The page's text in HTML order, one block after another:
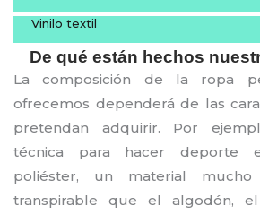
Vinilo textil
De qué están hechos
La composición de la ropa
ofrecemos dependerá de las
pretendan adquirir. Por
técnica para hacer deporte
poliéster, un material
transpirable que el algodón,